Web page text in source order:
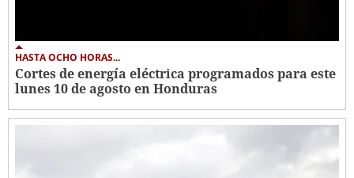
HASTA OCHO HORAS...
Cortes de energía eléctrica programados para este
lunes 10 de agosto en Honduras